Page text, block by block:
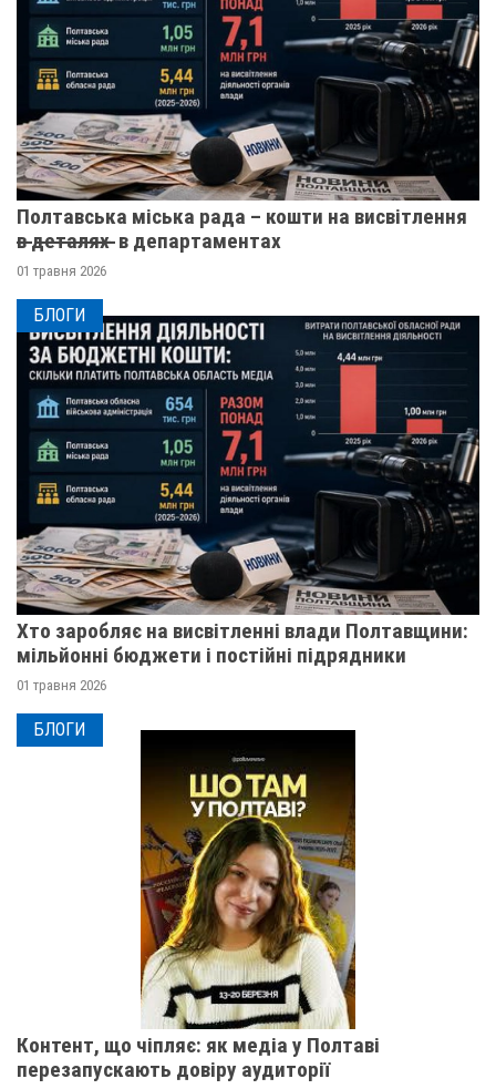
Полтавська міська рада – кошти на висвітлення
в̶ ̶д̶е̶т̶а̶л̶я̶х̶ ̶ в департаментах
01 травня 2026
БЛОГИ
Хто заробляє на висвітленні влади Полтавщини:
мільйонні бюджети і постійні підрядники
01 травня 2026
БЛОГИ
Контент, що чіпляє: як медіа у Полтаві
перезапускають довіру аудиторії